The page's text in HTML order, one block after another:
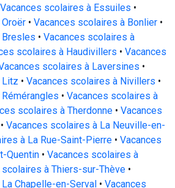
Vacances scolaires à Essuiles •
• Vacances scolaires à Bonlier •
Bresles • Vacances scolaires à
scolaires à Haudivillers • Vacances
scolaires à Laversines •
Litz • Vacances scolaires à Nivillers •
• Vacances scolaires à
scolaires à Therdonne • Vacances
• Vacances scolaires à La Neuville-en-
à La Rue-Saint-Pierre • Vacances
Quentin • Vacances scolaires à
scolaires à Thiers-sur-Thève •
Chapelle-en-Serval • Vacances